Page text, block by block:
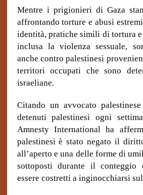
Mentre i prigionieri di Gaza
affrontando torture e abusi
identità, pratiche simili di tortura
inclusa la violenza sessuale,
anche contro palestinesi
territori occupati che sono
israeliane.
Citando un avvocato
detenuti palestinesi ogni
Amnesty International ha
palestinesi è stato negato il
all’aperto e una delle forme di
sottoposti durante il
essere costretti a inginocchiarsi